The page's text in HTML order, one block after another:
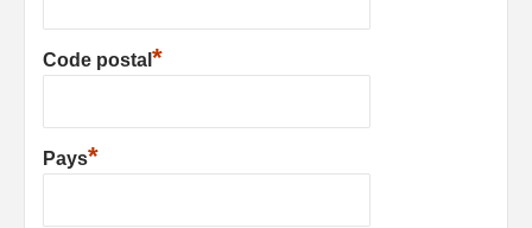
Code postal *
Pays*